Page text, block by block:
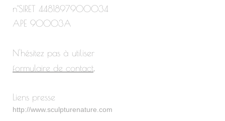
n°SIRET 4481897900034
APE 90003A
N'hésitez pas à utiliser
formulaire de contact.
Liens presse
http://www.sculpturenature.com